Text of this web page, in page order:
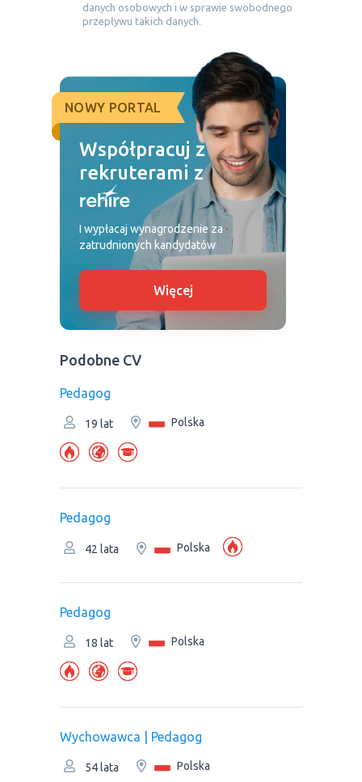
danych osobowych i w sprawie swobodnego
przepływu takich danych.
NOWY PORTAL
Współpracuj z
rekruterami z
I wypłacaj wynagrodzenie za
zatrudnionych kandydatów
Więcej
Podobne CV
Pedagog
19 lat Polska
Pedagog
42 lata Polska
Pedagog
18 lat Polska
Wychowawca | Pedagog
54 lata Polska